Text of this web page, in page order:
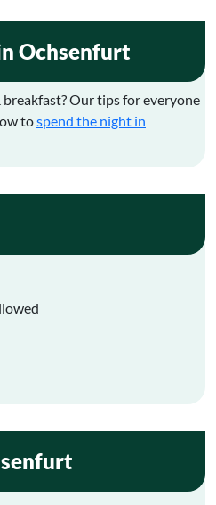
Ochsenfurt
Our tips for everyone
tospend the night in